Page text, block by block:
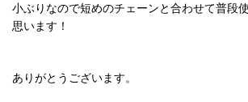
小ぶりなので短めのチェーンと合わせて普段
思います！
ありがとうございます。